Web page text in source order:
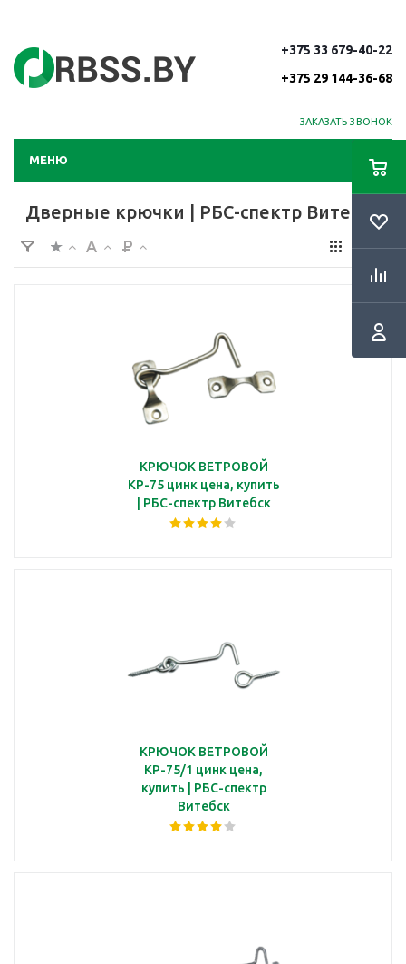
+375 33 679-40-22
+375 29 144-36-68
ЗАКАЗАТЬ ЗВОНОК
МЕНЮ
Дверные крючки | РБС-спектр Витебск
КРЮЧОК ВЕТРОВОЙ
КР-75 цинк цена, купить
| РБС-спектр Витебск
КРЮЧОК ВЕТРОВОЙ
КР-75/1 цинк цена,
купить | РБС-спектр
Витебск